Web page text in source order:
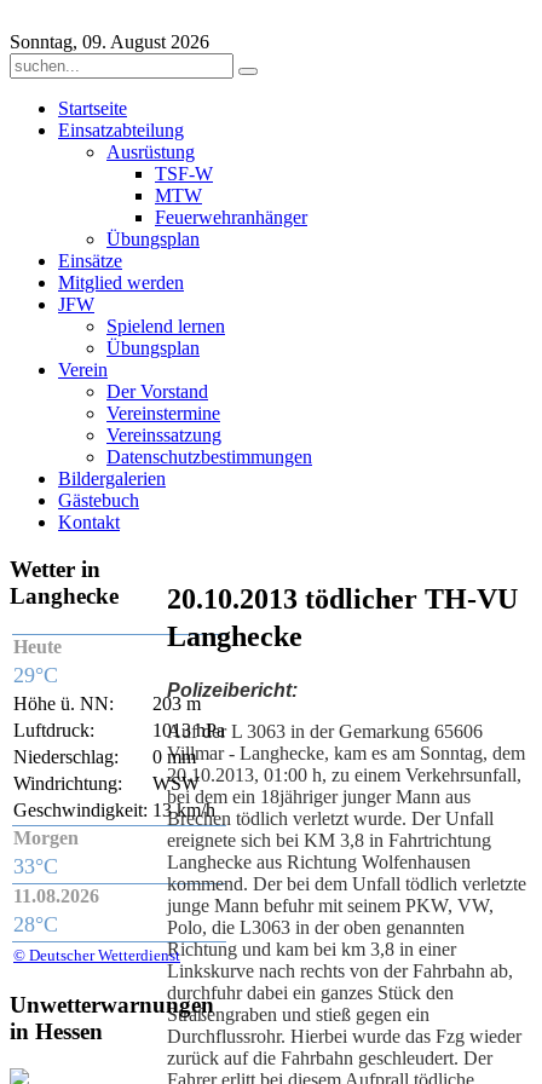
Sonntag, 09. August 2026
Startseite
Einsatzabteilung
Ausrüstung
TSF-W
MTW
Feuerwehranhänger
Übungsplan
Einsätze
Mitglied werden
JFW
Spielend lernen
Übungsplan
Verein
Der Vorstand
Vereinstermine
Vereinssatzung
Datenschutzbestimmungen
Bildergalerien
Gästebuch
Kontakt
20.10.2013 tödlicher TH-VU
Langhecke
Polizeibericht:
Auf der L 3063 in der Gemarkung 65606
Villmar - Langhecke, kam es am Sonntag, dem
20.10.2013, 01:00 h, zu einem Verkehrsunfall,
bei dem ein 18jähriger junger Mann aus
Brechen tödlich verletzt wurde. Der Unfall
ereignete sich bei KM 3,8 in Fahrtrichtung
Langhecke aus Richtung Wolfenhausen
kommend. Der bei dem Unfall tödlich verletzte
junge Mann befuhr mit seinem PKW, VW,
Polo, die L3063 in der oben genannten
Richtung und kam bei km 3,8 in einer
Linkskurve nach rechts von der Fahrbahn ab,
durchfuhr dabei ein ganzes Stück den
Straßengraben und stieß gegen ein
Durchflussrohr. Hierbei wurde das Fzg wieder
zurück auf die Fahrbahn geschleudert. Der
Fahrer erlitt bei diesem Aufprall tödliche
Wetter in
Langhecke
Heute
29°C
Höhe ü. NN:
203 m
Luftdruck:
1013 hPa
Niederschlag:
0 mm
Windrichtung:
WSW
Geschwindigkeit: 13 km/h
Morgen
33°C
11.08.2026
28°C
© Deutscher Wetterdienst
Unwetterwarnungen
in Hessen